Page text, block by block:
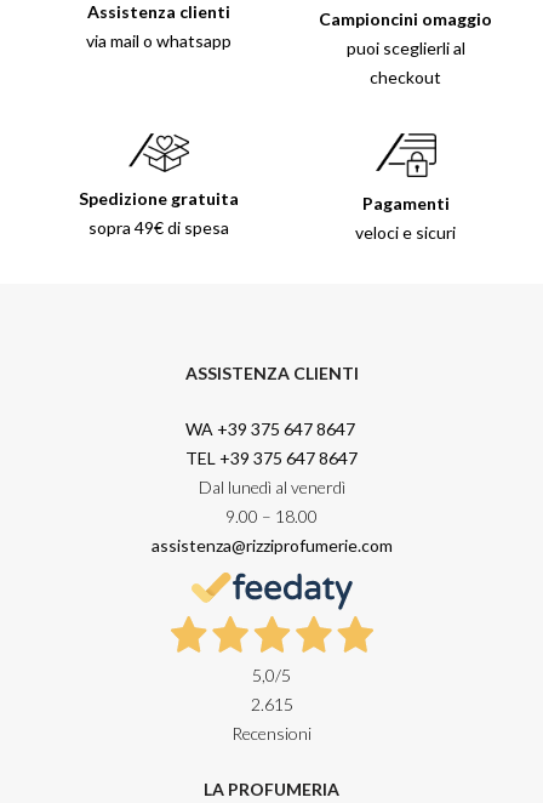
Assistenza clienti
via mail o whatsapp
Campioncini omaggio
puoi sceglierli al
checkout
Spedizione gratuita
sopra 49€ di spesa
Pagamenti
veloci e sicuri
ASSISTENZA CLIENTI
WA +39 375 647 8647
TEL +39 375 647 8647
Dal lunedì al venerdì
9.00 – 18.00
assistenza@rizziprofumerie.com
5,0/5
2.615
Recensioni
LA PROFUMERIA